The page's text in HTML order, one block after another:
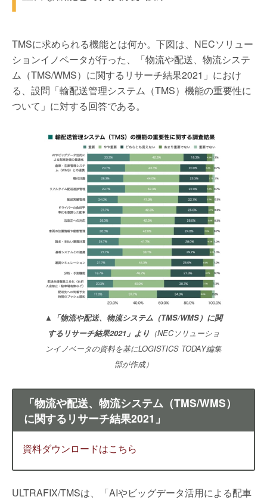
TMSに求められる機能とは何か。下図は、NECソリュー
ションイノベータが行った、「物流や配送、物流システ
ム（TMS/WMS）に関するリサーチ結果2021」におけ
る、設問「輸配送管理システム（TMS）機能の重要性に
ついて」に対する回答である。
▲「物流や配送、物流システム（TMS/WMS）に関
するリサーチ結果2021」より （NECソリューショ
ンイノベータの資料を基にLOGISTICS TODAY編集
部が作成）
「物流や配送、物流システム（TMS/WMS）
に関するリサーチ結果2021」
資料ダウンロードはこちら
ULTRAFIX/TMSは、「AIやビッグデータ活用による配車